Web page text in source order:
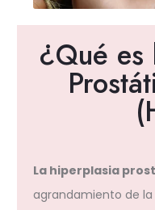
¿Qué
La hiperplasia
agrandamiento de la